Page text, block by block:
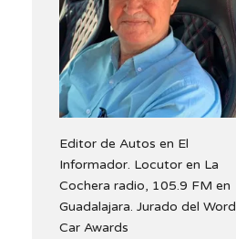
Editor de Autos en El
Informador. Locutor en La
Cochera radio, 105.9 FM en
Guadalajara. Jurado del Word
Car Awards